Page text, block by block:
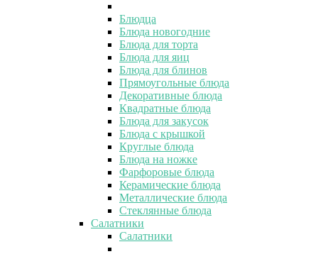
Блюдца
Блюда новогодние
Блюда для торта
Блюда для яиц
Блюда для блинов
Прямоугольные блюда
Декоративные блюда
Квадратные блюда
Блюда для закусок
Блюда с крышкой
Круглые блюда
Блюда на ножке
Фарфоровые блюда
Керамические блюда
Металлические блюда
Стеклянные блюда
Салатники
Салатники